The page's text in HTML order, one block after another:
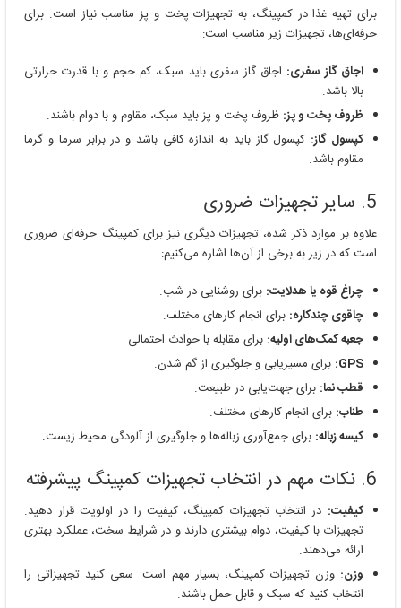
برای تهیه غذا در کمپینگ، به تجهیزات پخت و پز مناسب نیاز است. برای
حرفه‌ای‌ها، تجهیزات زیر مناسب است:
اجاق گاز سفری: اجاق گاز سفری باید سبک، کم حجم و با قدرت حرارتی
بالا باشد.
ظروف پخت و پز: ظروف پخت و پز باید سبک، مقاوم و با دوام باشند.
کپسول گاز: کپسول گاز باید به اندازه کافی باشد و در برابر سرما و گرما
مقاوم باشد.
5. سایر تجهیزات ضروری
علاوه بر موارد ذکر شده، تجهیزات دیگری نیز برای کمپینگ حرفه‌ای ضروری
است که در زیر به برخی از آن‌ها اشاره می‌کنیم:
چراغ قوه یا هدلایت: برای روشنایی در شب.
چاقوی چندکاره: برای انجام کارهای مختلف.
جعبه کمک‌های اولیه: برای مقابله با حوادث احتمالی.
GPS: برای مسیریابی و جلوگیری از گم شدن.
قطب نما: برای جهت‌یابی در طبیعت.
طناب: برای انجام کارهای مختلف.
کیسه زباله: برای جمع‌آوری زباله‌ها و جلوگیری از آلودگی محیط زیست.
6. نکات مهم در انتخاب تجهیزات کمپینگ پیشرفته
کیفیت: در انتخاب تجهیزات کمپینگ، کیفیت را در اولویت قرار دهید.
تجهیزات با کیفیت، دوام بیشتری دارند و در شرایط سخت، عملکرد بهتری
ارائه می‌دهند.
وزن: وزن تجهیزات کمپینگ، بسیار مهم است. سعی کنید تجهیزاتی را
انتخاب کنید که سبک و قابل حمل باشند.